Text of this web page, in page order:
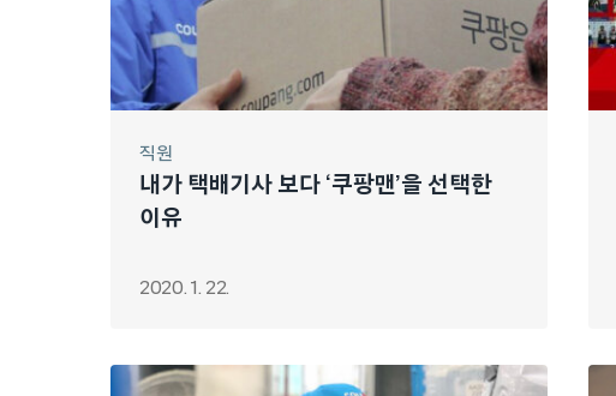
직원
내가 택배기사 보다 ‘쿠팡맨’을 선택한
이유
2020. 1. 22.